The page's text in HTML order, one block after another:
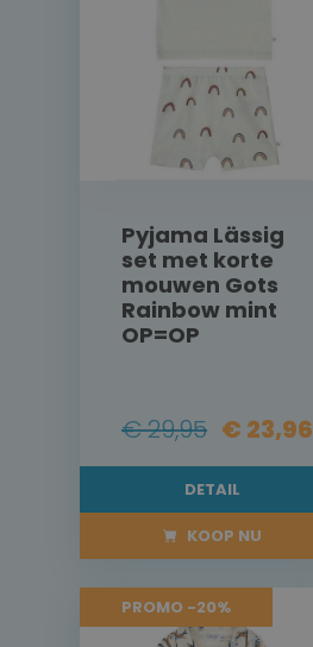
Pyjama Lässig
set met korte
mouwen Gots
Rainbow mint
OP=OP
€ 29,95 € 23,96
DETAIL
KOOP NU
PROMO -20%